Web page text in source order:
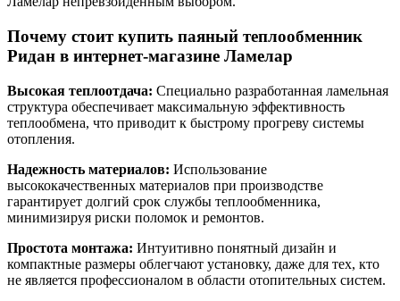
Почему стоит купить паяный теплообменник
Ридан в интернет-магазине Ламелар
Высокая теплоотдача: Специально разработанная ламельная
структура обеспечивает максимальную эффективность
теплообмена, что приводит к быстрому прогреву системы
отопления.
Надежность материалов: Использование
высококачественных материалов при производстве
гарантирует долгий срок службы теплообменника,
минимизируя риски поломок и ремонтов.
Простота монтажа: Интуитивно понятный дизайн и
компактные размеры облегчают установку, даже для тех, кто
не является профессионалом в области отопительных систем.